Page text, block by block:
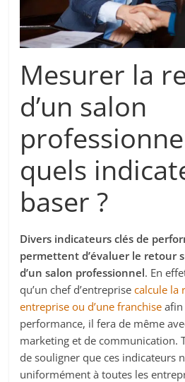
Mesurer la
d’un salon
quels
baser ?
Divers indicateurs clés de
permettent d’évaluer le retour
d’un salon professionnel. En
qu’un chef d’entreprisecalcule la
entreprise ou d’une franchise afin
performance, il fera de même
marketing et de communication.
de souligner que ces indicateurs
uniformément à toutes les